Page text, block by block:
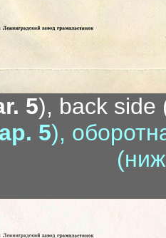
5), back side
5),